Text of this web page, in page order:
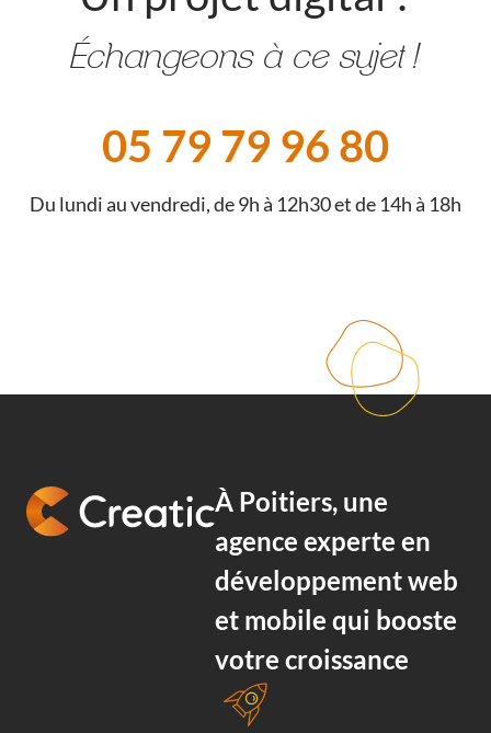
Échangeons à ce sujet !
05 79 79 96 80
Du lundi au vendredi, de 9h à 12h30 et de 14h à 18h
À Poitiers, une
agence experte en
développement web
et mobilequi booste
votre croissance